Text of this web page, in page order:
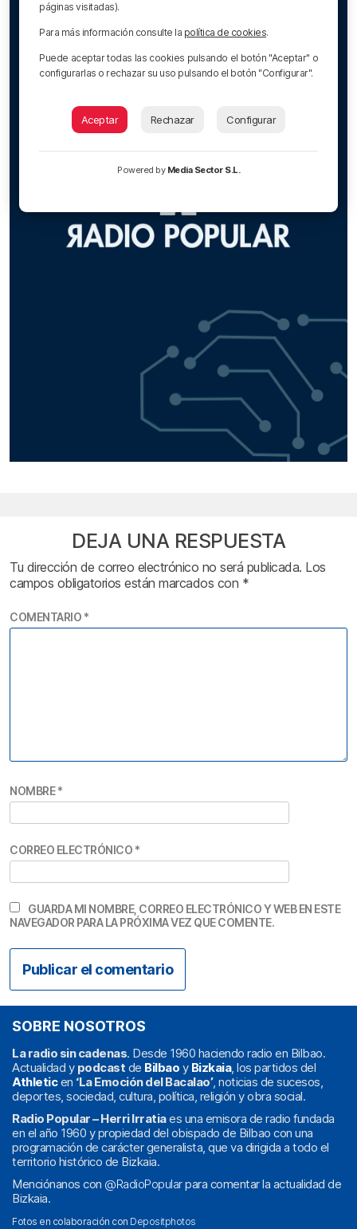
DEJA UNA RESPUESTA
Tu dirección de correo electrónico no será publicada. Los
campos obligatorios están marcados con *
COMENTARIO *
NOMBRE*
CORREO ELECTRÓNICO *
GUARDA MI NOMBRE, CORREO ELECTRÓNICO Y WEB EN ESTE
NAVEGADOR PARA LA PRÓXIMA VEZ QUE COMENTE.
SOBRE NOSOTROS
La radio sin cadenas. Desde 1960 haciendo radio en Bilbao.
Actualidad y podcast de Bilbao y Bizkaia, los partidos del
Athleticen ‘La Emoción del Bacalao’, noticias de sucesos,
deportes, sociedad, cultura, política, religión y obra social.
Radio Popular – Herri Irratiaes una emisora de radio fundada
en el año 1960 y propiedad del obispado de Bilbao con una
programación de carácter generalista, que va dirigida a todo el
territorio histórico de Bizkaia.
Menciónanos con @RadioPopularpara comentar la actualidad de
Bizkaia.
Fotos en colaboración con Depositphotos
páginas visitadas).
Para más información consulte la política de cookies.
Puede aceptar todas las cookies pulsando el botón "Aceptar" o
configurarlas o rechazar su uso pulsando el botón "Configurar".
Aceptar Rechazar Configurar
Powered by Media Sector S.L.